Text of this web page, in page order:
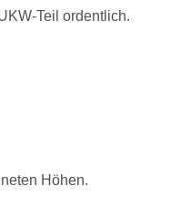
Teil ordentlich.
Höhen.